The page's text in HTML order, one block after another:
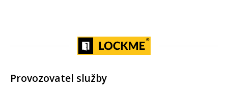
Provozovatel služby